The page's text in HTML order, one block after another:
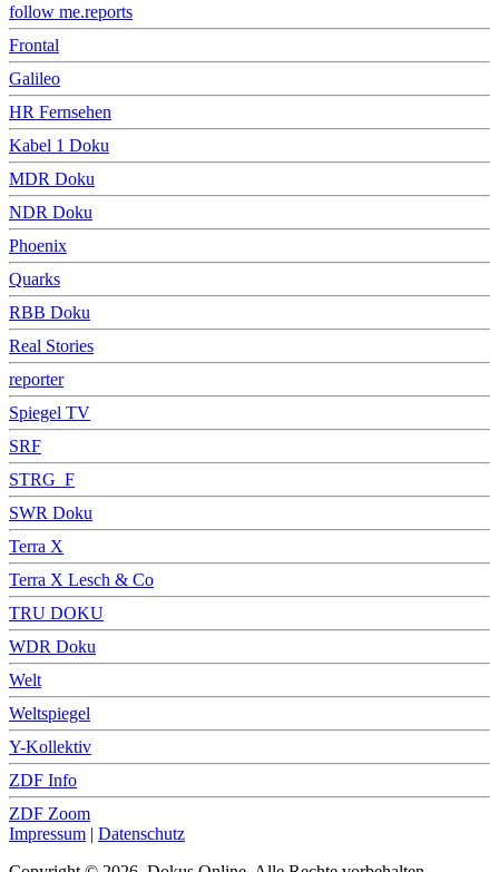
follow me.reports
Frontal
Galileo
HR Fernsehen
Kabel 1 Doku
MDR Doku
NDR Doku
Phoenix
Quarks
RBB Doku
Real Stories
reporter
Spiegel TV
SRF
STRG_F
SWR Doku
Terra X
Terra X Lesch & Co
TRU DOKU
WDR Doku
Welt
Weltspiegel
Y-Kollektiv
ZDF Info
ZDF Zoom
Impressum | Datenschutz